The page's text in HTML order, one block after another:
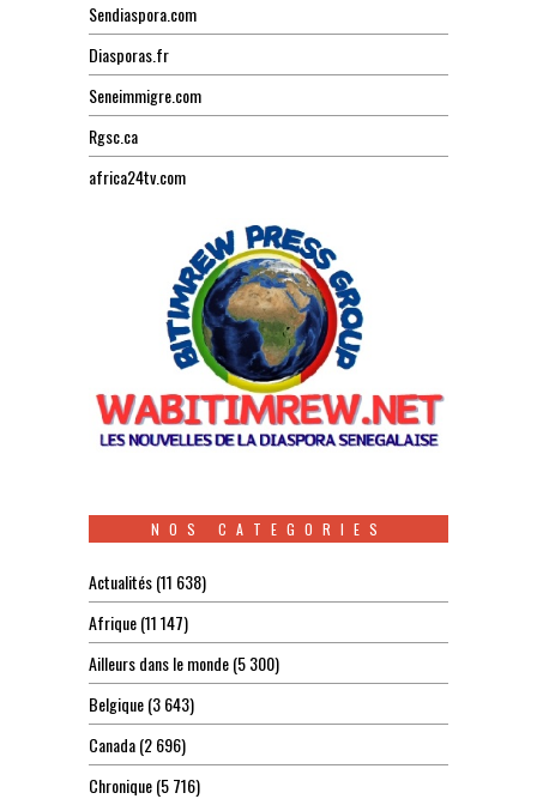
Sendiaspora.com
Diasporas.fr
Seneimmigre.com
Rgsc.ca
africa24tv.com
NOS CATEGORIES
Actualités(11 638)
Afrique(11 147)
Ailleurs dans le monde(5 300)
Belgique(3 643)
Canada(2 696)
Chronique(5 716)